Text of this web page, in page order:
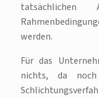
tatsächlichen
werden.
Für das
nichts, da